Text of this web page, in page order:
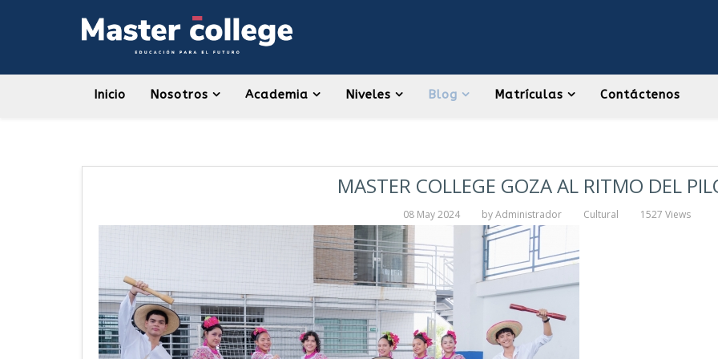
Inicio Nosotros Academia Niveles Blog Matrículas Contáctenos
MASTER COLLEGE GOZA AL RITMO DEL
08 May 2024 byAdministrador Cultural 1527 Views